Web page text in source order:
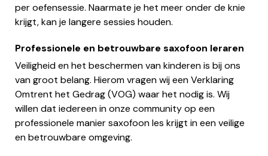
per oefensessie. Naarmate je het meer onder de knie
krijgt, kan je langere sessies houden.
Professionele en betrouwbare saxofoon leraren
Veiligheid en het beschermen van kinderen is bij ons
van groot belang. Hierom vragen wij een Verklaring
Omtrent het Gedrag (VOG) waar het nodig is. Wij
willen dat iedereen in onze community op een
professionele manier saxofoon les krijgt in een veilige
en betrouwbare omgeving.